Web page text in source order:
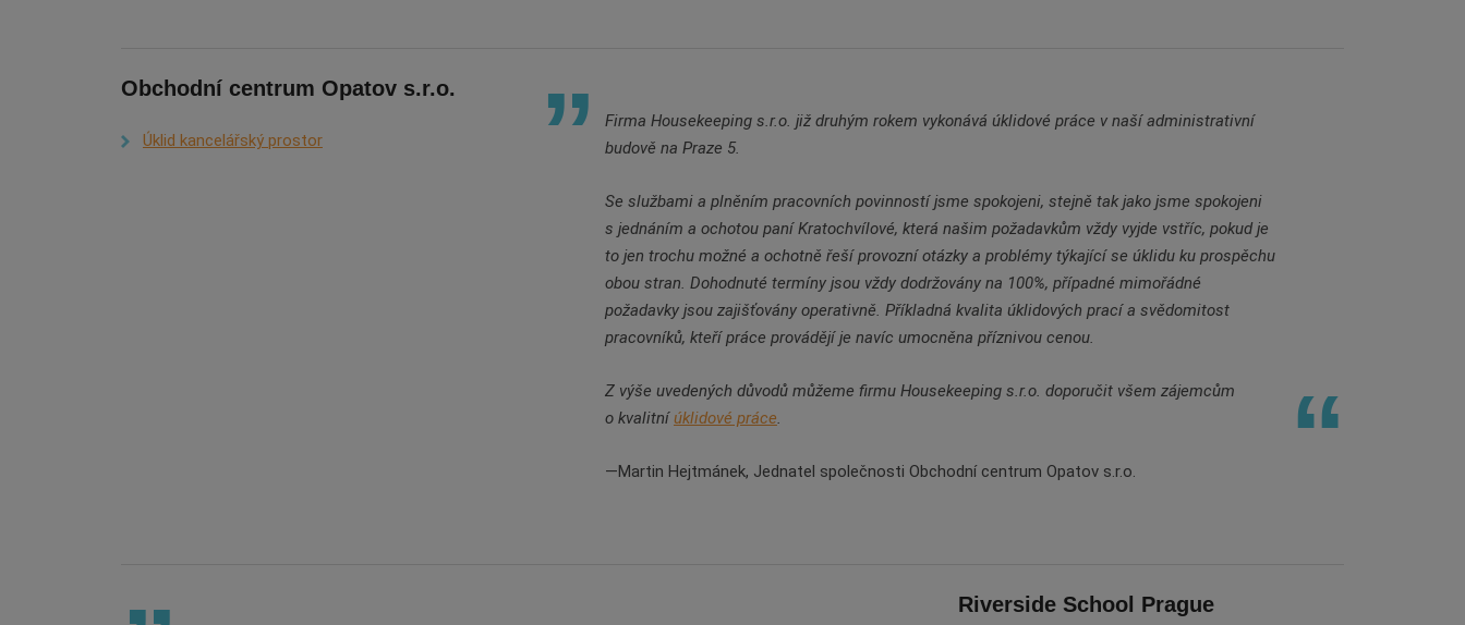
Obchodní centrum Opatov s.r.o.
Úklid kancelářský prostor
Firma Housekeeping s.r.o. již druhým rokem vykonává úklidové práce v naší administrativní
budově na Praze 5.
Se službami a plněním pracovních povinností jsme spokojeni, stejně tak jako jsme spokojeni
s jednáním a ochotou paní Kratochvílové, která našim požadavkům vždy vyjde vstříc, pokud je
to jen trochu možné a ochotně řeší provozní otázky a problémy týkající se úklidu ku prospěchu
obou stran. Dohodnuté termíny jsou vždy dodržovány na 100%, případné mimořádné
požadavky jsou zajišťovány operativně. Příkladná kvalita úklidových prací a svědomitost
pracovníků, kteří práce provádějí je navíc umocněna příznivou cenou.
Z výše uvedených důvodů můžeme firmu Housekeeping s.r.o. doporučit všem zájemcům
o kvalitníúklidové práce.
Martin Hejtmánek, Jednatel společnosti Obchodní centrum Opatov s.r.o.
Riverside School Prague